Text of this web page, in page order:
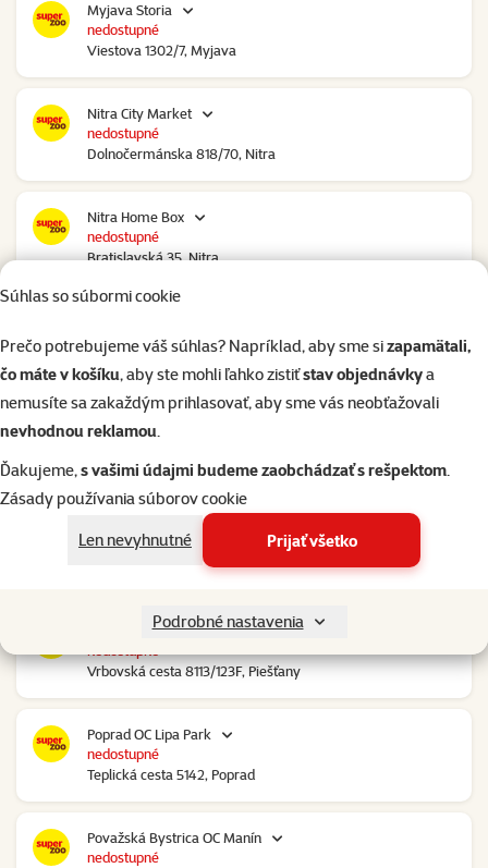
Súhlas so súbormi cookie
Prečo potrebujeme váš súhlas? Napríklad, aby sme sizapamätali,
čo máte v košíku, aby ste mohli ľahko zistiťstav objednávkya
nemusíte sa zakaždým prihlasovať, aby sme vás neobťažovali
nevhodnou reklamou.
Ďakujeme,s vašimi údajmi budeme zaobchádzať s rešpektom.
Zásady používania súborov cookie
Len nevyhnutné
Prijať všetko
Podrobné nastavenia
Myjava Storia
Viestova 1302/7, Myjava
nedostupné
Nitra City Market
Dolnočermánska 818/70, Nitra
nedostupné
Nitra Home Box
Bratislavská 35, Nitra
nedostupné
Trenčianska 2740/70, Nové Mesto nad Váhom
nedostupné
Nové Zámky Stop Shop
Nitrianska cesta 109, Nové Zámky
Pezinok Bozin Shopping
Šenkvická cesta 4798, Pezinok
nedostupné
Piešťany OC Klokan
Vrbovská cesta 8113/123F, Piešťany
Poprad OC Lipa Park
Teplická cesta 5142, Poprad
nedostupné
Považská Bystrica OC Manín
nedostupné